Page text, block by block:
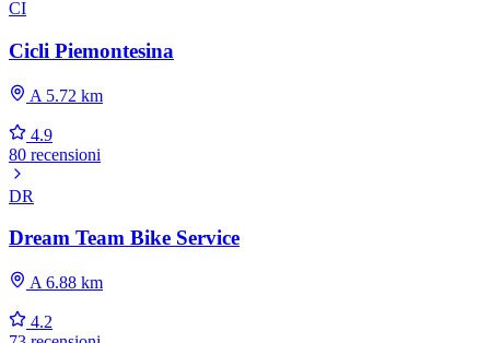
CI
Cicli Piemontesina
A 5.72 km
4.9
80 recensioni
DR
Dream Team Bike Service
A 6.88 km
4.2